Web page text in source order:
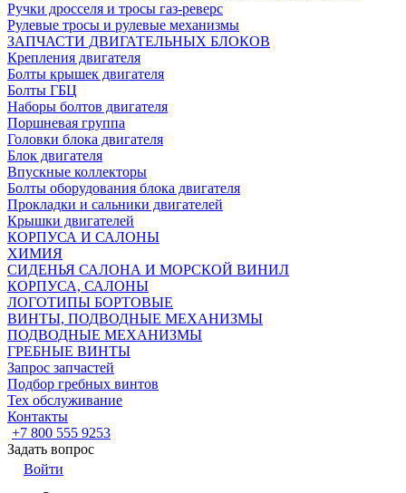
Ручки дросселя и тросы газ-реверс
Рулевые тросы и рулевые механизмы
ЗАПЧАСТИ ДВИГАТЕЛЬНЫХ БЛОКОВ
Крепления двигателя
Болты крышек двигателя
Болты ГБЦ
Наборы болтов двигателя
Поршневая группа
Головки блока двигателя
Блок двигателя
Впускные коллекторы
Болты оборудования блока двигателя
Прокладки и сальники двигателей
Крышки двигателей
КОРПУСА И САЛОНЫ
ХИМИЯ
СИДЕНЬЯ САЛОНА И МОРСКОЙ ВИНИЛ
КОРПУСА, САЛОНЫ
ЛОГОТИПЫ БОРТОВЫЕ
ВИНТЫ, ПОДВОДНЫЕ МЕХАНИЗМЫ
ПОДВОДНЫЕ МЕХАНИЗМЫ
ГРЕБНЫЕ ВИНТЫ
Запрос запчастей
Подбор гребных винтов
Тех обслуживание
Контакты
+7 800 555 9253
Задать вопрос
Войти